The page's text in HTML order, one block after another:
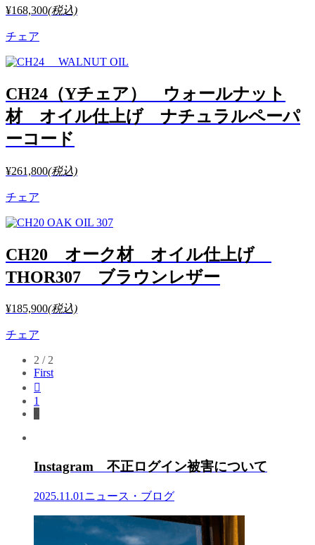
¥168,300(税込)
チェア
CH24（Yチェア） ウォールナット
材 オイル仕上げ ナチュラルペーパ
ーコード
¥261,800(税込)
チェア
CH20 オーク材 オイル仕上げ
THOR307 ブラウンレザー
¥185,900(税込)
チェア
2 / 2
First

1
Instagram 不正ログイン被害について
2025.11.01 ニュース・ブログ